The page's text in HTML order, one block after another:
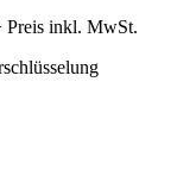
Preis inkl. MwSt.